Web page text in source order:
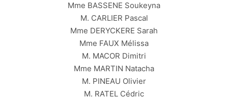
Mme BASSENE Soukeyna
M. CARLIER Pascal
Mme DERYCKERE Sarah
Mme FAUX Mélissa
M. MACOR Dimitri
Mme MARTIN Natacha
M. PINEAU Olivier
M. RATEL Cédric